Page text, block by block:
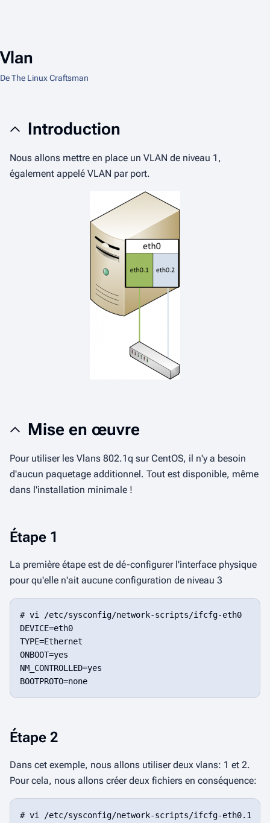
Vlan
De The Linux Craftsman
Introduction
Nous allons mettre en place un VLAN de niveau 1,
également appelé VLAN par port.
Mise en œuvre
Pour utiliser les Vlans 802.1q sur CentOS, il n'y a besoin
d'aucun paquetage additionnel. Tout est disponible, même
dans l'installation minimale !
Étape 1
La première étape est de dé-configurerl'interface physique
pour qu'elle n'ait aucune configuration de niveau 3
# vi /etc/sysconfig/network-scripts/ifcfg-eth0
DEVICE=eth0
TYPE=Ethernet
ONBOOT=yes
NM_CONTROLLED=yes
Étape 2
Dans cet exemple, nous allons utiliser deux vlans: 1 et 2.
Pour cela, nous allons créer deux fichiers en conséquence:
# vi /etc/sysconfig/network-scripts/ifcfg-eth0.1